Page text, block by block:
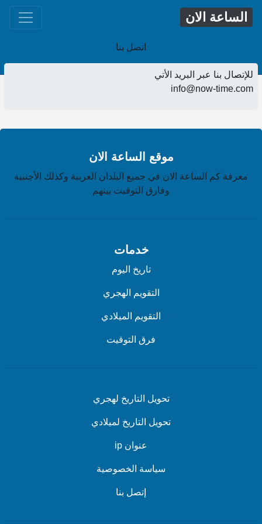
الساعة الان
اتصل بنا
للإتصال بنا عبر البريد الأتي
info@now-time.com
موقع الساعة الان
معرفة كم الساعة الان في جميع البلدان العربية وكذلك الأجنبية
وفارق التوقيت بينهم
خدمات
تاريخ اليوم
التقويم الهجري
التقويم الميلادي
فرق التوقيت
تحويل التاريخ لهجري
تحويل التاريخ لميلادي
عنوان ip
سياسة الخصوصية
إتصل بنا